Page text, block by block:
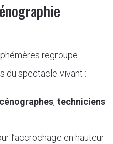
regroupe
du spectacle vivant :
, techniciens
l’accrochage en hauteur